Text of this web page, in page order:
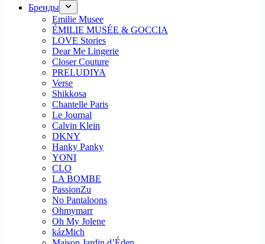
Бренды
Emilie Musee
ÉMILIE MUSÉE & GOCCIA
LOVE Stories
Dear Me Lingerie
Closer Couture
PRELUDIYA
Verse
Shikkosa
Chantelle Paris
Le Journal
Calvin Klein
DKNY
Hanky Panky
YONI
CLO
LA BOMBE
PassionZu
No Pantaloons
Ohmymarr
Oh My Jolene
kázMich